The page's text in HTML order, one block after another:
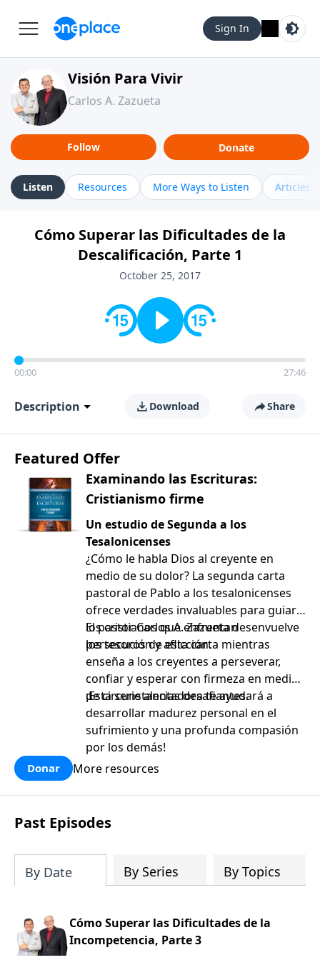
Sign In
Visión Para Vivir
Carlos A. Zazueta
Follow Donate
Listen Resources More Ways to Listen Articles
Cómo Superar las Dificultades de la
Descalificación, Parte 1
October 25, 2017
00:00 27:46
Description Download Share
Featured Offer
Examinando las Escrituras:
Cristianismo firme
Un estudio de Segunda a los
Tesalonicenses
¿Cómo le habla Dios al creyente en
medio de su dolor? La segunda carta
pastoral de Pablo a los tesalonicenses
ofrece verdades invaluables para guiar a
los cristianos que enfrentan
persecución y aflicción.
El pastor Carlos A. Zazueta desenvuelve
los tesoros de esta carta mientras
enseña a los creyentes a perseverar,
confiar y esperar con firmeza en medio
de circunstancias desafiantes.
¡Esta serie alentadora te ayudará a
desarrollar madurez personal en el
sufrimiento y una profunda compasión
por los demás!
Donar More resources
Past Episodes
By Date By Series By Topics
Cómo Superar las Dificultades de la
Incompetencia, Parte 3